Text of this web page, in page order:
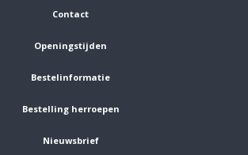
Contact
Openingstijden
Bestelinformatie
Bestelling herroepen
Nieuwsbrief